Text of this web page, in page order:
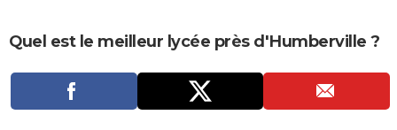
Dictionnaire
Biographies
Expressions
Proverbes
PROGRAMME TV
Quel est le meilleur lycée près d'Humberville ?